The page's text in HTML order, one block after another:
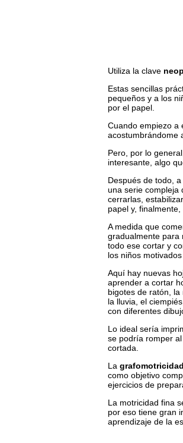
Utiliza la clave
Estas sencillas
pequeños y a los
por el papel.
Cuando empiezo a
acostumbrándome
Pero, por lo
interesante, algo
Después de todo,
una serie compleja
cerrarlas,
papel y,
A medida que
gradualmente para
todo ese cortar y
los niños
Aquí hay nuevas
aprender a cortar
bigotes de ratón,
la lluvia, el
con diferentes
Lo ideal sería
se podría romper
cortada.
La grafomotricidad
como objetivo
ejercicios de
La motricidad fina
por eso tiene gran
aprendizaje de la